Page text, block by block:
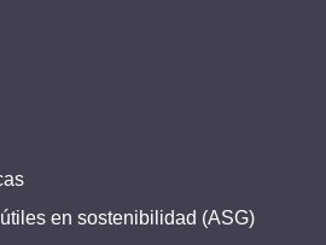
en sostenibilidad (ASG)